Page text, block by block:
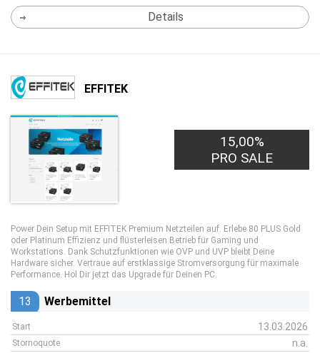
Details
EFFITEK
15,00%
PRO SALE
Power Dein Setup mit EFFITEK Premium Netzteilen auf. Erlebe 80 PLUS Gold
oder Platinum Effizienz und flüsterleisen Betrieb für Gaming und
Workstations. Dank Schutzfunktionen wie OVP und UVP bleibt Deine
Hardware sicher. Vertraue auf erstklassige Stromversorgung für maximale
Performance. Hol Dir jetzt das Upgrade für Deinen PC.
13 Werbemittel
Start 13.03.2026
Stornoquote n.a.